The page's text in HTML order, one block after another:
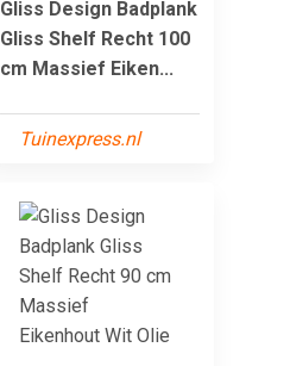
Gliss Design Badplank
Gliss Shelf Recht 100
cm Massief Eiken...
Tuinexpress.nl